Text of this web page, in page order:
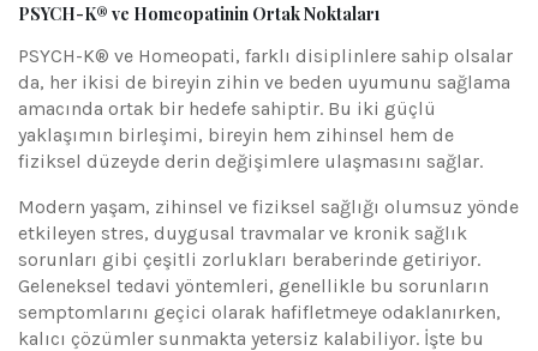
PSYCH-K® ve Homeopatinin Ortak Noktaları
PSYCH-K® ve Homeopati, farklı disiplinlere sahip olsalar
da, her ikisi de bireyin zihin ve beden uyumunu sağlama
amacında ortak bir hedefe sahiptir. Bu iki güçlü
yaklaşımın birleşimi, bireyin hem zihinsel hem de
fiziksel düzeyde derin değişimlere ulaşmasını sağlar.
Modern yaşam, zihinsel ve fiziksel sağlığı olumsuz yönde
etkileyen stres, duygusal travmalar ve kronik sağlık
sorunları gibi çeşitli zorlukları beraberinde getiriyor.
Geleneksel tedavi yöntemleri, genellikle bu sorunların
semptomlarını geçici olarak hafifletmeye odaklanırken,
kalıcı çözümler sunmakta yetersiz kalabiliyor. İşte bu